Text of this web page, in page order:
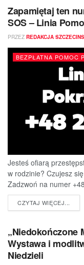
Zapamiętaj ten
SOS – Linia
PRZEZ REDAKCJA
BEZPŁATNA POMOC
Jesteś ofiarą
w rodzinie? Czujesz
Zadzwoń na numer
CZYTAJ WIĘCEJ...
„Niedokończone
Wystawa i
Niedzieli